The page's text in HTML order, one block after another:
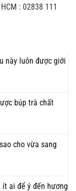
: 02838 111
này luôn được giới
búp trà chất
cho vừa sang
ai để ý đến hương